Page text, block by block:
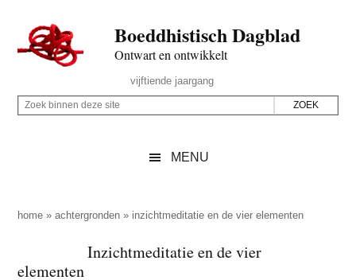
naar
de
inhoud
secondary
naar
de
sidebar
naar
de
Boeddhistisch Dagblad
Ontwart en ontwikkelt
Rechts
vijftiende jaargang
Z
p
e
Z
i
e
MENU
home »achtergronden » inzichtmeditatie en de vier elementen
Inzichtmeditatie en de vier
elementen